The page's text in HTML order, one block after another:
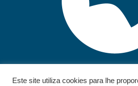
Este site utiliza cookies para lhe